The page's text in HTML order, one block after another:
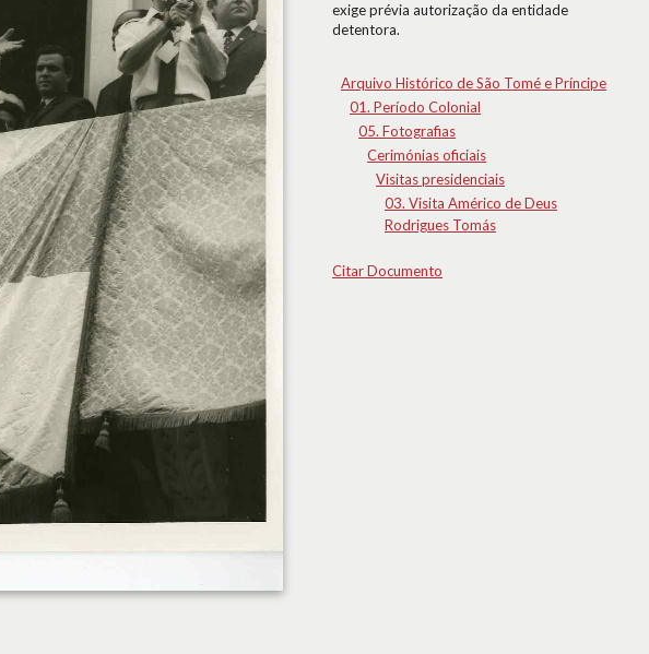
exige prévia autorização da entidade
detentora.
Arquivo Histórico de São Tomé e Príncipe
01. Período Colonial
05. Fotografias
Cerimónias oficiais
Visitas presidenciais
03. Visita Américo de Deus
Rodrigues Tomás
Citar Documento